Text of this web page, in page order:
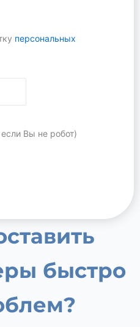
персональных
если Вы не робот)
быстро